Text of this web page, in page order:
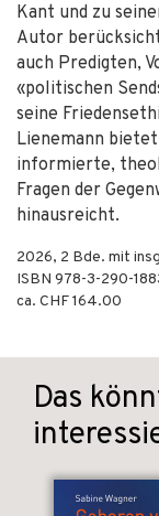
Kant und zu
Autor
auch Predigten,
«politischen
seine
Lienemann
informierte,
Fragen der
hinausreicht.
2026, 2 Bde. mit
ISBN 978-3-290-
ca. CHF 164.00
Das